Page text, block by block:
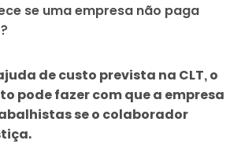
se uma empresa não paga
de custo prevista na CLT, o
pode fazer com que a empresa
se o colaborador